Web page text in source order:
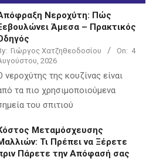
Νεροχύτη: Πώς
Άμεσα – Πρακτικός
Γιώργος Χατζηθεοδοσίου On: 4
2026
νεροχύτης της κουζίνας είναι
τα πιο χρησιμοποιούμενα
του σπιτιού
Μεταμόσχευσης
Τι Πρέπει να Ξέρετε
Πάρετε την Απόφασή σας